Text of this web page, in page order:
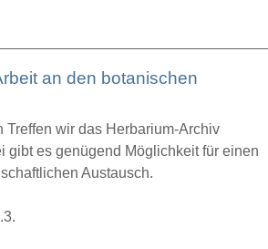
an den botanischen
Treffen wir das Herbarium-Archiv
gibt es genügend Möglichkeit für einen
Austausch.